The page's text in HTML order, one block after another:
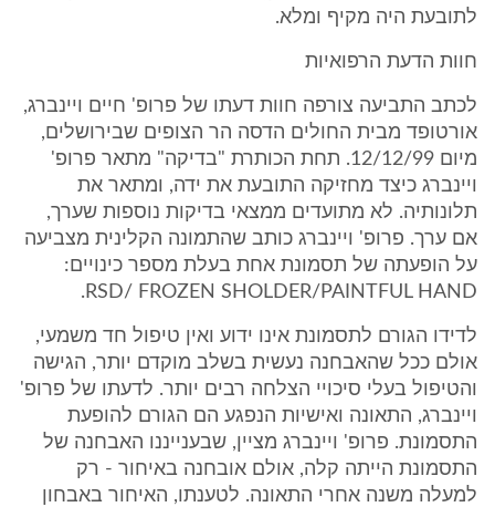
לתובעת היה מקיף ומלא.
חוות הדעת הרפואיות
לכתב התביעה צורפה חוות דעתו של פרופ' חיים ויינברג,
אורטופד מבית החולים הדסה הר הצופים שבירושלים,
מיום 12/12/99. תחת הכותרת "בדיקה" מתאר פרופ'
ויינברג כיצד מחזיקה התובעת את ידה, ומתאר את
תלונותיה. לא מתועדים ממצאי בדיקות נוספות שערך,
אם ערך. פרופ' ויינברג כותב שהתמונה הקלינית מצביעה
על הופעתה של תסמונת אחת בעלת מספר כינויים:
RSD/ FROZEN SHOLDER/PAINTFUL HAND.
לדידו הגורם לתסמונת אינו ידוע ואין טיפול חד משמעי,
אולם ככל שהאבחנה נעשית בשלב מוקדם יותר, הגישה
והטיפול בעלי סיכויי הצלחה רבים יותר. לדעתו של פרופ'
ויינברג, התאונה ואישיות הנפגע הם הגורם להופעת
התסמונת. פרופ' ויינברג מציין, שבענייננו האבחנה של
התסמונת הייתה קלה, אולם אובחנה באיחור - רק
למעלה משנה אחרי התאונה. לטענתו, האיחור באבחון